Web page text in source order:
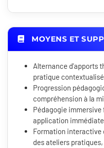
MOYENS ET
Alternance d'apports
pratique
Progression
compréhension à la
Pédagogie
application
Formation interactive
des ateliers